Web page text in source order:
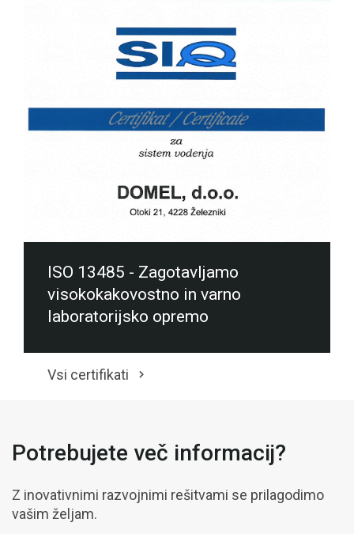
ISO 13485 - Zagotavljamo
visokokakovostno in varno
laboratorijsko opremo
Vsi certifikati
Potrebujete več informacij?
Z inovativnimi razvojnimi rešitvami se prilagodimo
vašim željam.